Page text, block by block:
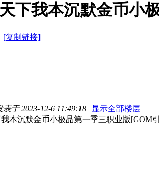
天下我本沉默金币小
[复制链接]
表于 2023-12-6 11:49:18 | 显示全部楼层
本沉默金币小极品第一季三职业版[GOM